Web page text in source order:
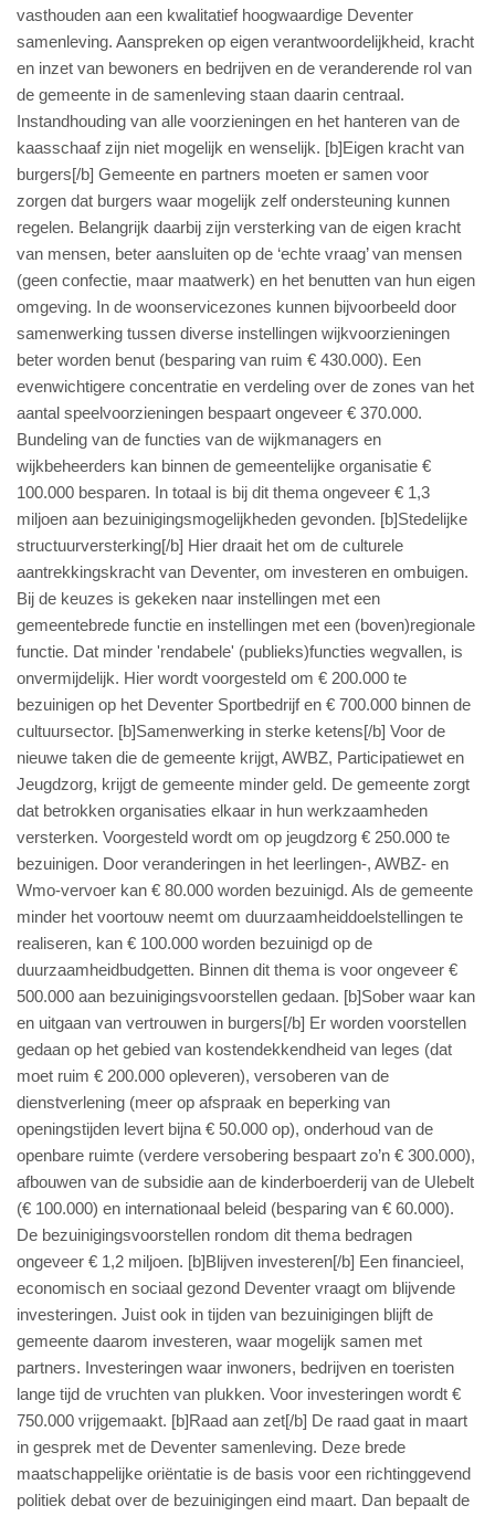
vasthouden aan een kwalitatief hoogwaardige Deventer
samenleving. Aanspreken op eigen verantwoordelijkheid, kracht
en inzet van bewoners en bedrijven en de veranderende rol van
de gemeente in de samenleving staan daarin centraal.
Instandhouding van alle voorzieningen en het hanteren van de
kaasschaaf zijn niet mogelijk en wenselijk. [b]Eigen kracht van
burgers[/b] Gemeente en partners moeten er samen voor
zorgen dat burgers waar mogelijk zelf ondersteuning kunnen
regelen. Belangrijk daarbij zijn versterking van de eigen kracht
van mensen, beter aansluiten op de ‘echte vraag’ van mensen
(geen confectie, maar maatwerk) en het benutten van hun eigen
omgeving. In de woonservicezones kunnen bijvoorbeeld door
samenwerking tussen diverse instellingen wijkvoorzieningen
beter worden benut (besparing van ruim € 430.000). Een
evenwichtigere concentratie en verdeling over de zones van het
aantal speelvoorzieningen bespaart ongeveer € 370.000.
Bundeling van de functies van de wijkmanagers en
wijkbeheerders kan binnen de gemeentelijke organisatie €
100.000 besparen. In totaal is bij dit thema ongeveer € 1,3
miljoen aan bezuinigingsmogelijkheden gevonden. [b]Stedelijke
structuurversterking[/b] Hier draait het om de culturele
aantrekkingskracht van Deventer, om investeren en ombuigen.
Bij de keuzes is gekeken naar instellingen met een
gemeentebrede functie en instellingen met een (boven)regionale
functie. Dat minder 'rendabele' (publieks)functies wegvallen, is
onvermijdelijk. Hier wordt voorgesteld om € 200.000 te
bezuinigen op het Deventer Sportbedrijf en € 700.000 binnen de
cultuursector. [b]Samenwerking in sterke ketens[/b] Voor de
nieuwe taken die de gemeente krijgt, AWBZ, Participatiewet en
Jeugdzorg, krijgt de gemeente minder geld. De gemeente zorgt
dat betrokken organisaties elkaar in hun werkzaamheden
versterken. Voorgesteld wordt om op jeugdzorg € 250.000 te
bezuinigen. Door veranderingen in het leerlingen-, AWBZ- en
Wmo-vervoer kan € 80.000 worden bezuinigd. Als de gemeente
minder het voortouw neemt om duurzaamheiddoelstellingen te
realiseren, kan € 100.000 worden bezuinigd op de
duurzaamheidbudgetten. Binnen dit thema is voor ongeveer €
500.000 aan bezuinigingsvoorstellen gedaan. [b]Sober waar kan
en uitgaan van vertrouwen in burgers[/b] Er worden voorstellen
gedaan op het gebied van kostendekkendheid van leges (dat
moet ruim € 200.000 opleveren), versoberen van de
dienstverlening (meer op afspraak en beperking van
openingstijden levert bijna € 50.000 op), onderhoud van de
openbare ruimte (verdere versobering bespaart zo’n € 300.000),
afbouwen van de subsidie aan de kinderboerderij van de Ulebelt
(€ 100.000) en internationaal beleid (besparing van € 60.000).
De bezuinigingsvoorstellen rondom dit thema bedragen
ongeveer € 1,2 miljoen. [b]Blijven investeren[/b] Een financieel,
economisch en sociaal gezond Deventer vraagt om blijvende
investeringen. Juist ook in tijden van bezuinigingen blijft de
gemeente daarom investeren, waar mogelijk samen met
partners. Investeringen waar inwoners, bedrijven en toeristen
lange tijd de vruchten van plukken. Voor investeringen wordt €
750.000 vrijgemaakt. [b]Raad aan zet[/b] De raad gaat in maart
in gesprek met de Deventer samenleving. Deze brede
maatschappelijke oriëntatie is de basis voor een richtinggevend
politiek debat over de bezuinigingen eind maart. Dan bepaalt de